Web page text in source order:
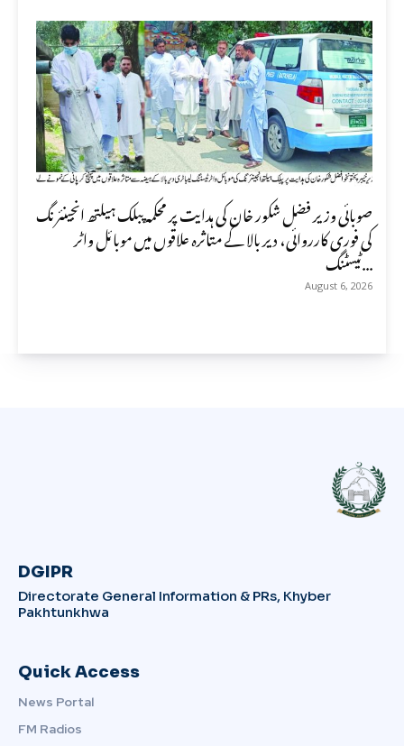
صوبائی وزیر فضل شکور خان کی ہدایت پر محکمہ پبلک ہیلتھ انجینئرنگ
کی فوری کارروائی، دیر بالا کے متاثرہ علاقوں میں موبائل واٹر
ٹیسٹنگ...
August 6, 2026
DGIPR
Directorate General Information & PRs, Khyber
Pakhtunkhwa
Quick Access
News Portal
FM Radios